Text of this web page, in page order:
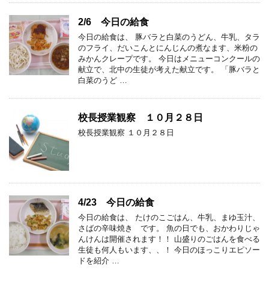
2/6 今日の給食
今日の給食は、 豚バラと白菜のうどん、牛乳、タラ
のフライ、だいこんとにんじんの煮なます、米粉の
みかんクレープです。 今日はメニューコンクールの
献立で、北中の生徒が考えた献立です。 「豚バラと
白菜のうど …
校長授業観察 １０月２８日
校長授業観察 １０月２８日
4/23 今日の給食
今日の給食は、 たけのこごはん、牛乳、まゆ玉汁、
さばの辛味焼き です。 魚の日でも、おかわりじゃ
んけんは開催されます！！ 山盛りのごはんを食べる
生徒も何人もいます、、！ 今日のほっこりエピソー
ドを紹介 …